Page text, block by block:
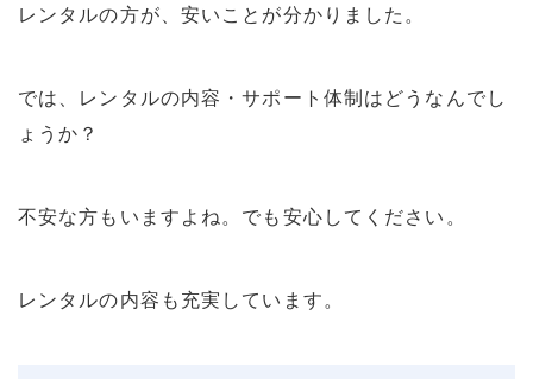
レンタルの方が、安いことが分かりました。
では、レンタルの内容・サポート体制はどうなんでし
ょうか？
不安な方もいますよね。でも安心してください。
レンタルの内容も充実しています。